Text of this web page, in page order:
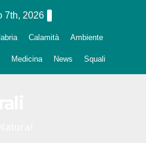
7th, 2026
Calamità Ambiente
Medicina News Squali